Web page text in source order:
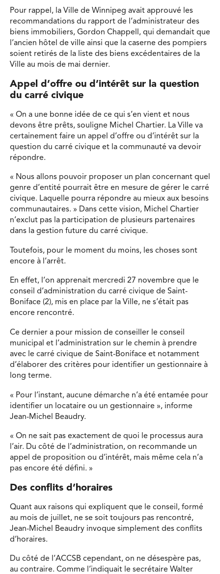
Pour rappel, la Ville de Winnipeg avait approuvé les
recommandations du rapport de l’administrateur des
biens immobiliers, Gordon Chappell, qui demandait que
l’ancien hôtel de ville ainsi que la caserne des pompiers
soient retirés de la liste des biens excédentaires de la
Ville au mois de mai dernier.
Appel d’offre ou d’intérêt sur la question
du carré civique
« On a une bonne idée de ce qui s’en vient et nous
devons être prêts, souligne Michel Chartier. La Ville va
certainement faire un appel d’offre ou d’intérêt sur la
question du carré civique et la communauté va devoir
répondre.
« Nous allons pouvoir proposer un plan concernant quel
genre d’entité pourrait être en mesure de gérer le carré
civique. Laquelle pourra répondre au mieux aux besoins
communautaires. » Dans cette vision, Michel Chartier
n’exclut pas la participation de plusieurs partenaires
dans la gestion future du carré civique.
Toutefois, pour le moment du moins, les choses sont
encore à l’arrêt.
En effet, l’on apprenait mercredi 27 novembre que le
conseil d’administration du carré civique de Saint-
Boniface (2), mis en place par la Ville, ne s’était pas
encore rencontré.
Ce dernier a pour mission de conseiller le conseil
municipal et l’administration sur le chemin à prendre
avec le carré civique de Saint-Boniface et notamment
d’élaborer des critères pour identifier un gestionnaire à
long terme.
« Pour l’instant, aucune démarche n’a été entamée pour
identifier un locataire ou un gestionnaire », informe
Jean-Michel Beaudry.
« On ne sait pas exactement de quoi le processus aura
l’air. Du côté de l’administration, on recommande un
appel de proposition ou d’intérêt, mais même cela n’a
pas encore été défini. »
Des conflits d’horaires
Quant aux raisons qui expliquent que le conseil, formé
au mois de juillet, ne se soit toujours pas rencontré,
Jean-Michel Beaudry invoque simplement des conflits
d’horaires.
Du côté de l’ACCSB cependant, on ne désespère pas,
au contraire. Comme l’indiquait le secrétaire Walter